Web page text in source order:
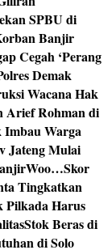
SPBU di
Banjir
Cegah ‘Perang
Demak
Wacana Hak
Arief Rohman di
Imbau Warga
Jateng Mulai
Woo…Skor
Tingkatkan
Pilkada Harus
Stok Beras di
di Solo